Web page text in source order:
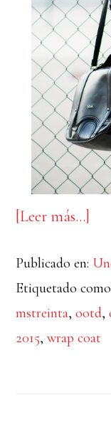
[Leer más…]
Publicado en:
Etiquetado
mstreinta,ootd,
2015,wrap coat